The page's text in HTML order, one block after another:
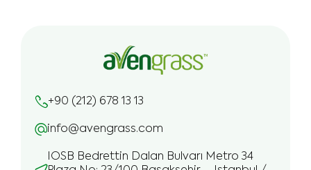
+90 (212) 678 13 13
info@avengrass.com
IOSB Bedrettin Dalan Bulvarı Metro 34